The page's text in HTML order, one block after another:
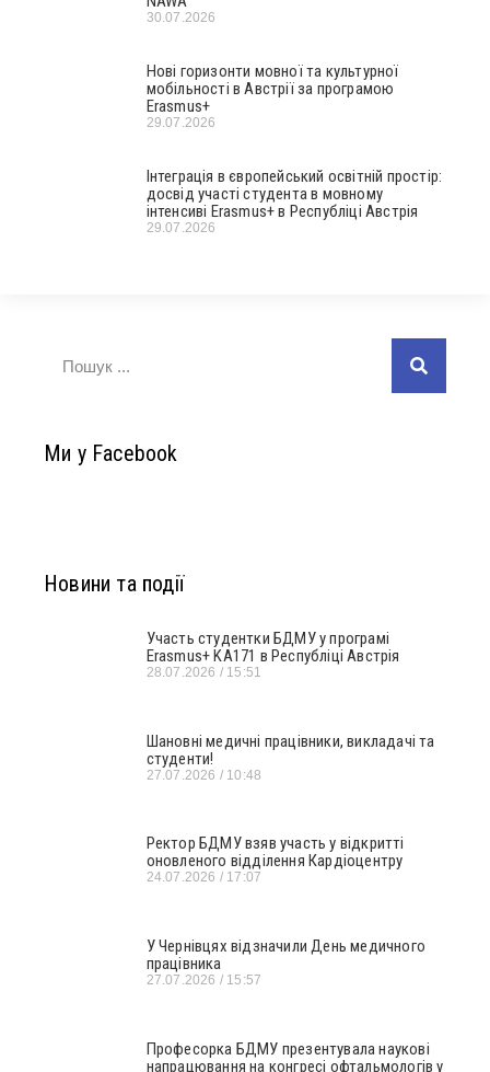
30.07.2026
Нові горизонти мовної та культурної
мобільності в Австрії за програмою
Erasmus+
29.07.2026
Інтеграція в європейський освітній простір:
досвід участі студента в мовному
інтенсиві Erasmus+ в Республіці Австрія
29.07.2026
Ми у Facebook
Новини та події
Участь студентки БДМУ у програмі
Erasmus+ KA171 в Республіці Австрія
28.07.2026 15:51
Шановні медичні працівники, викладачі та
студенти!
27.07.2026 10:48
Ректор БДМУ взяв участь у відкритті
оновленого відділення Кардіоцентру
24.07.2026 17:07
У Чернівцях відзначили День медичного
працівника
27.07.2026 15:57
Професорка БДМУ презентувала наукові
напрацювання на конгресі офтальмологів у